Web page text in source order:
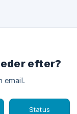
efter?
email.
Status